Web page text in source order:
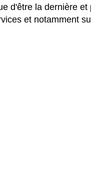
d'être la dernière
et notamment